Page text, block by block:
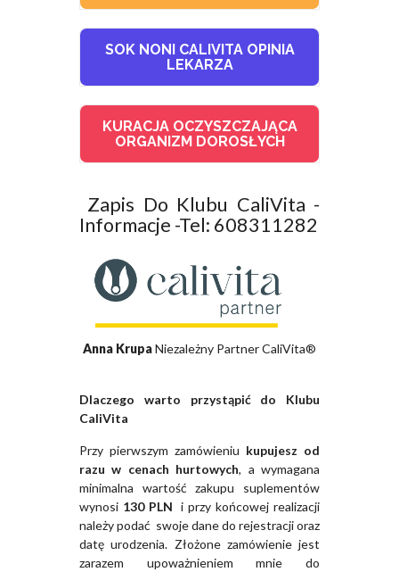
SOK NONI CALIVITA OPINIA
LEKARZA
KURACJA OCZYSZCZAJĄCA
ORGANIZM DOROSŁYCH
Zapis Do Klubu CaliVita -
Informacje -Tel: 608311282
Anna KrupaNiezależny Partner CaliVita®
Dlaczego warto przystąpić do Klubu
CaliVita
Przy pierwszym zamówieniu kupujesz od
razu w cenach hurtowych, a wymagana
minimalna wartość zakupu suplementów
wynosi 130 PLN i przy końcowej realizacji
należy podać swoje dane do rejestracji oraz
datę urodzenia. Złożone zamówienie jest
zarazem upoważnieniem mnie do